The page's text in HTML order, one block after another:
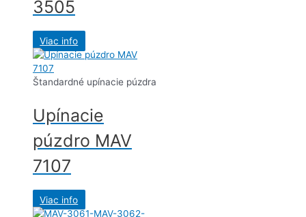
3505
Viac info
Štandardné upínacie púzdra
Upínacie
púzdro MAV
7107
Viac info